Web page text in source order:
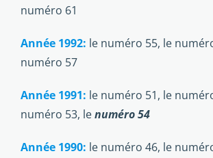
numéro 61
Année 1992: le numéro 55, le
numéro 57
Année 1991: le numéro 51, le
numéro 53, lenuméro 54
Année 1990: le numéro 46, le